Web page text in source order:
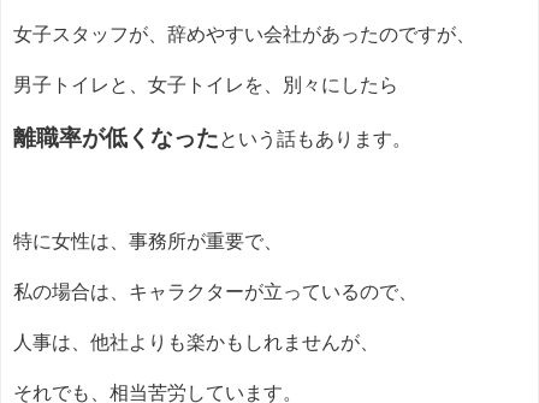
女子スタッフが、辞めやすい会社があったのですが、
男子トイレと、女子トイレを、別々にしたら
離職率が低くなったという話もあります。
特に女性は、事務所が重要で、
私の場合は、キャラクターが立っているので、
人事は、他社よりも楽かもしれませんが、
それでも、相当苦労しています。